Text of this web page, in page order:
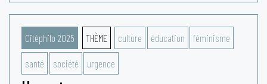
Citéphilo 2025 THÈME culture éducation féminisme
santé société urgence